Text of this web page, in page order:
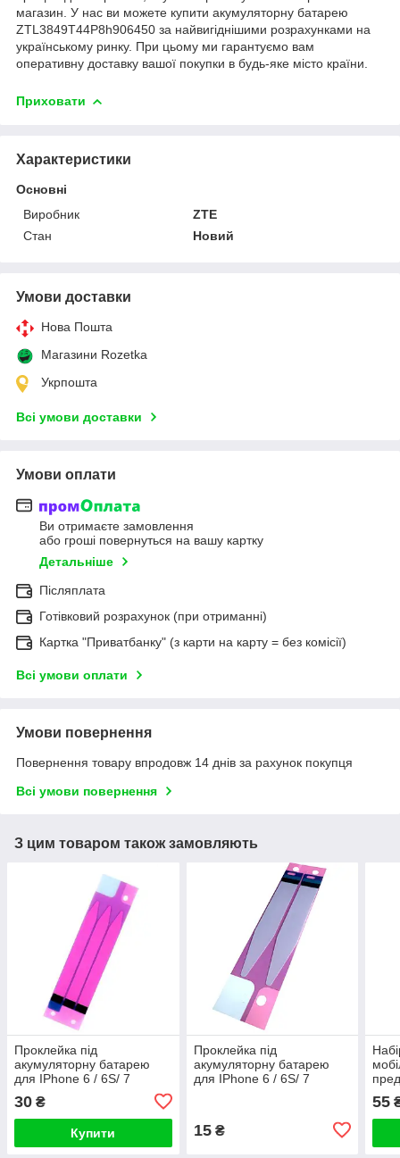
магазин. У нас ви можете купити акумуляторну батарею
ZTL3849T44P8h906450 за найвигіднішими розрахунками на
українському ринку. При цьому ми гарантуємо вам
оперативну доставку вашої покупки в будь-яке місто країни.
Приховати
Характеристики
Основні
Виробник
ZTE
Стан
Новий
Умови доставки
Нова Пошта
Магазини Rozetka
Укрпошта
Всі умови доставки
Умови оплати
Ви отримаєте замовлення
або гроші повернуться на вашу картку
Детальніше
Післяплата
Готівковий розрахунок (при отриманні)
Картка "Приватбанку" (з карти на карту = без комісії)
Всі умови оплати
Умови повернення
Повернення товару впродовж 14 днів за рахунок покупця
Всі умови повернення
З цим товаром також замовляють
Проклейка під
акумуляторну батарею
для IPhone 6 / 6S/ 7
30 ₴
Купити
Проклейка під
акумуляторну батарею
для IPhone 6 / 6S/ 7
15₴
55